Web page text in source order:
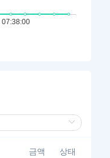
금액 상태